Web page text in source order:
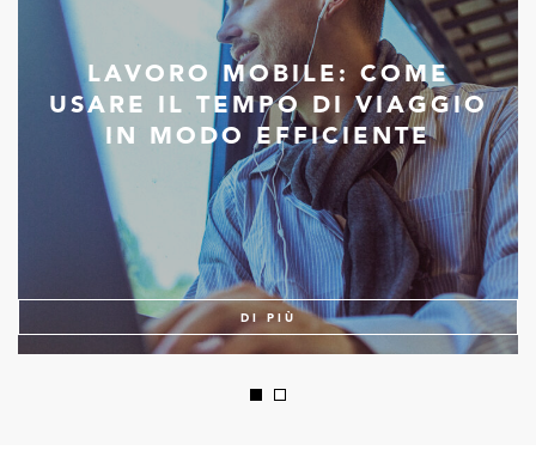
LAVORO MOBILE: COME
USARE IL TEMPO DI VIAGGIO
IN MODO EFFICIENTE
DI PIÙ